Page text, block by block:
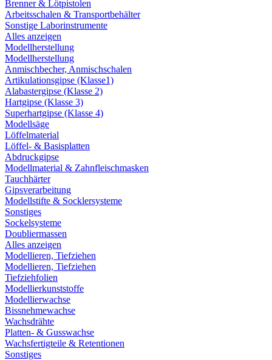
Brenner & Lötpistolen
Arbeitsschalen & Transportbehälter
Sonstige Laborinstrumente
Alles anzeigen
Modellherstellung
Modellherstellung
Anmischbecher, Anmischschalen
Artikulationsgipse (Klasse1)
Alabastergipse (Klasse 2)
Hartgipse (Klasse 3)
Superhartgipse (Klasse 4)
Modellsäge
Löffelmaterial
Löffel- & Basisplatten
Abdruckgipse
Modellmaterial & Zahnfleischmasken
Tauchhärter
Gipsverarbeitung
Modellstifte & Socklersysteme
Sonstiges
Sockelsysteme
Doubliermassen
Alles anzeigen
Modellieren, Tiefziehen
Modellieren, Tiefziehen
Tiefziehfolien
Modellierkunststoffe
Modellierwachse
Bissnehmewachse
Wachsdrähte
Platten- & Gusswachse
Wachsfertigteile & Retentionen
Sonstiges